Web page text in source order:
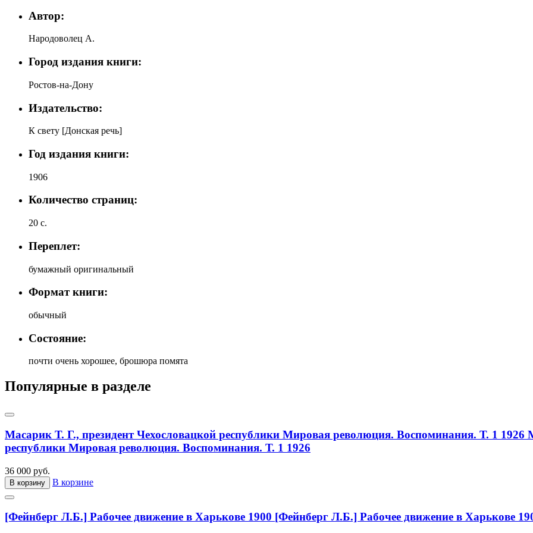
Автор:
Народоволец А.
Город издания книги:
Ростов-на-Дону
Издательство:
К свету [Донская речь]
Год издания книги:
1906
Количество страниц:
20 с.
Переплет:
бумажный оригинальный
Формат книги:
обычный
Состояние:
почти очень хорошее, брошюра помята
Популярные в разделе
Масарик Т. Г., президент Чехословацкой республики Мировая революция. Воспоминания. Т. 1 1926
республики Мировая революция. Воспоминания. Т. 1 1926
36 000 руб.
В корзину В корзине
[Фейнберг Л.Б.] Рабочее движение в Харькове 1900 [Фейнберг Л.Б.] Рабочее движение в Харькове